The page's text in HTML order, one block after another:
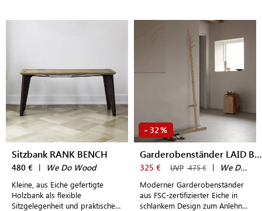
Sitzbank RANK BENCH
480 € | We Do Wood
Kleine, aus Eiche gefertigte
Holzbank als flexible
Sitzgelegenheit und praktische
- 32 %
Garderobenständer LAID BACK
325 € UVP 475 € | We Do Wood
Moderner Garderobenständer
aus FSC-zertifizierter Eiche in
schlankem Design zum Anlehnen